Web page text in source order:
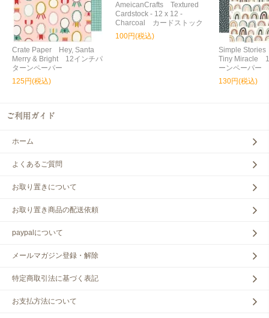
Crate Paper Hey, Santa
Merry & Bright 12インチパ
ターンペーパー
125円(税込)
AmeicanCrafts Textured
Cardstock - 12 x 12 -
Charcoal カードストック
100円(税込)
Simple
Tiny Miracle
ーンペーパー
130円(税込)
ホーム
よくあるご質問
お取り置きについて
お取り置き商品の配送依頼
paypalについて
メールマガジン登録・解除
特定商取引法に基づく表記
お支払方法について